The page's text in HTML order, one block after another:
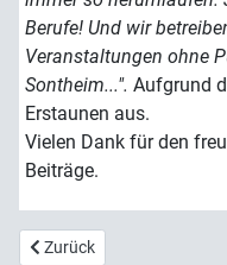
Berufe! Und wir
Veranstaltungen ohne
Sontheim...". Aufgrund
Erstaunen aus.
Vielen Dank für den
Beiträge.
Vorheriger Beitrag: 2026
Zurück